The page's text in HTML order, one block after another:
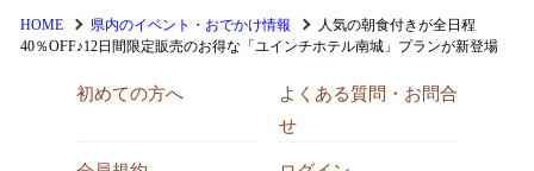
HOME 県内のイベント・おでかけ情報
人気の朝食付きが全日程
40％OFF♪12日間限定販売のお得な「ユインチホテル南城」プランが新登場
初めての方へ
よくある質問・お問合
せ